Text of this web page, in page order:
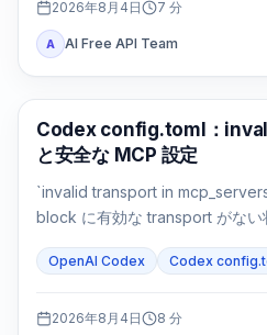
2026年8月4日 7 分
A AI Free API Team
AI 開発ツール
Codex config.toml：
と安全な MCP 設定
`invalid transport in
block に有効な transport がな
します。
OpenAI Codex Codex
2026年8月4日 8 分